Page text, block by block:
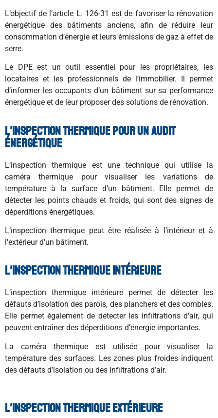
L’objectif de l’article L. 126-31 est de favoriser la rénovation
énergétique des bâtiments anciens, afin de réduire leur
consommation d’énergie et leurs émissions de gaz à effet de
serre.
Le DPE est un outil essentiel pour les propriétaires, les
locataires et les professionnels de l’immobilier. Il permet
d’informer les occupants d’un bâtiment sur sa performance
énergétique et de leur proposer des solutions de rénovation.
L'inspection thermique pour un audit
énergétique
L’inspection thermique est une technique qui utilise la
caméra thermique pour visualiser les variations de
température à la surface d’un bâtiment. Elle permet de
détecter les points chauds et froids, qui sont des signes de
déperditions énergétiques.
L’inspection thermique peut être réalisée à l’intérieur et à
l’extérieur d’un bâtiment.
L'inspection thermique intérieure
L’inspection thermique intérieure permet de détecter les
défauts d’isolation des parois, des planchers et des combles.
Elle permet également de détecter les infiltrations d’air, qui
peuvent entraîner des déperditions d’énergie importantes.
La caméra thermique est utilisée pour visualiser la
température des surfaces. Les zones plus froides indiquent
des défauts d’isolation ou des infiltrations d’air.
L'inspection thermique extérieure